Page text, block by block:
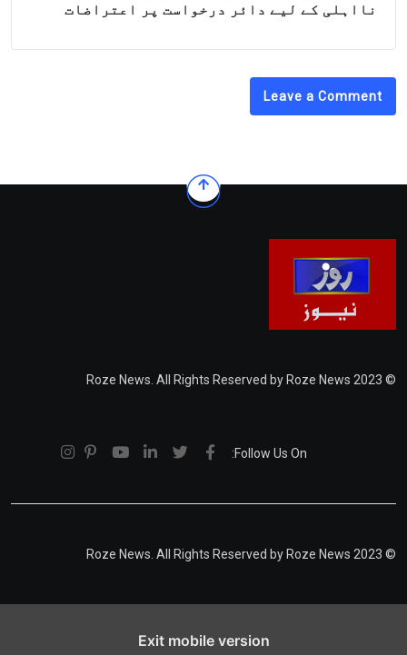
نااہلی کے لیے دائر درخواست پر اعتراضات
Leave a Comment
© 2023 Roze News. All Rights Reserved by Roze News
Follow Us On:
© 2023 Roze News. All Rights Reserved by Roze News
Exit mobile version